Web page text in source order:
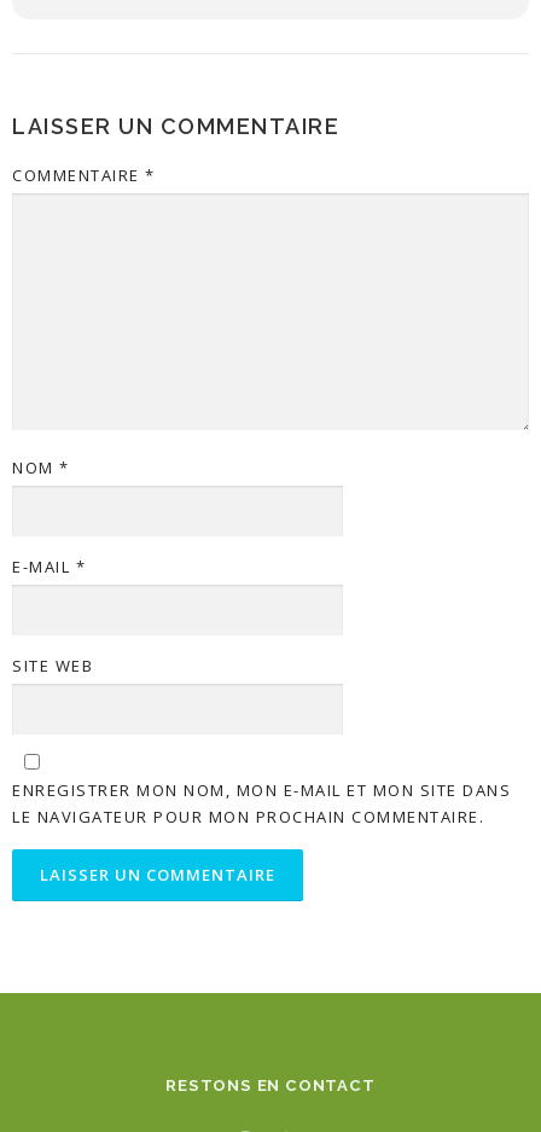
LAISSER UN COMMENTAIRE
COMMENTAIRE *
NOM *
E-MAIL *
SITE WEB
ENREGISTRER MON NOM, MON E-MAIL ET MON SITE DANS
LE NAVIGATEUR POUR MON PROCHAIN COMMENTAIRE.
RESTONS EN CONTACT